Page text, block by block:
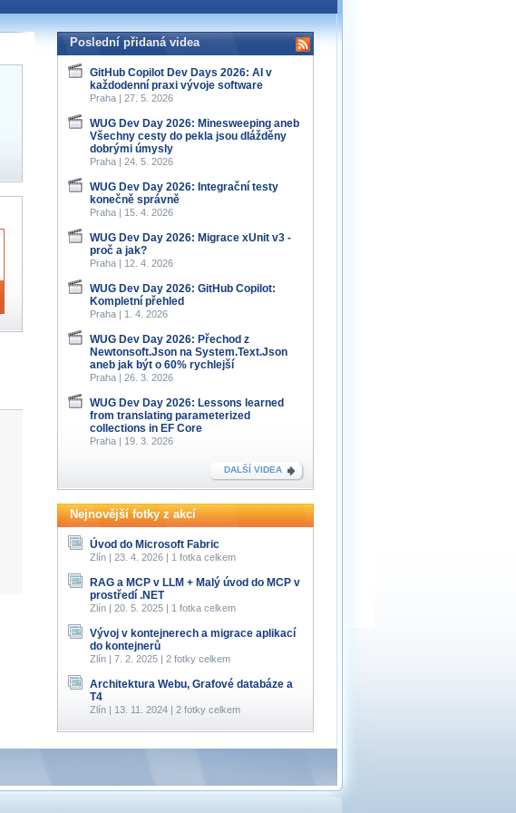
Poslední přidaná videa
GitHub Copilot Dev Days 2026: AI v
každodenní praxi vývoje software
Praha | 27. 5. 2026
WUG Dev Day 2026: Minesweeping aneb
Všechny cesty do pekla jsou dlážděny
dobrými úmysly
Praha | 24. 5. 2026
WUG Dev Day 2026: Integrační testy
konečně správně
Praha | 15. 4. 2026
WUG Dev Day 2026: Migrace xUnit v3 -
proč a jak?
Praha | 12. 4. 2026
WUG Dev Day 2026: GitHub Copilot:
Kompletní přehled
Praha | 1. 4. 2026
WUG Dev Day 2026: Přechod z
Newtonsoft.Json na System.Text.Json
aneb jak být o 60% rychlejší
Praha | 26. 3. 2026
WUG Dev Day 2026: Lessons learned
from translating parameterized
collections in EF Core
Praha | 19. 3. 2026
DALŠÍ VIDEA
Nejnovější fotky z akcí
Úvod do Microsoft Fabric
Zlín | 23. 4. 2026 | 1 fotka celkem
RAG a MCP v LLM + Malý úvod do MCP v
prostředí .NET
Zlín | 20. 5. 2025 | 1 fotka celkem
Vývoj v kontejnerech a migrace aplikací
do kontejnerů
Zlín | 7. 2. 2025 | 2 fotky celkem
Architektura Webu, Grafové databáze a
T4
Zlín | 13. 11. 2024 | 2 fotky celkem